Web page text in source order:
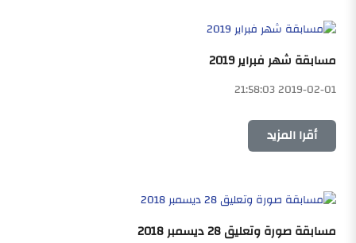
مسابقة شهر فبراير 2019
2019-02-01 21:58:03
أقرا المزيد
مسابقة صورة وتعليق 28 ديسمبر 2018